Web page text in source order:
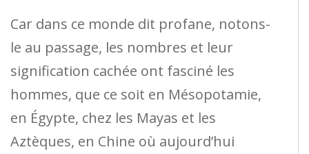
Car dans ce monde dit profane, notons-
le au passage, les nombres et leur
signification cachée ont fasciné les
hommes, que ce soit en Mésopotamie,
en Égypte, chez les Mayas et les
Aztèques, en Chine où aujourd’hui